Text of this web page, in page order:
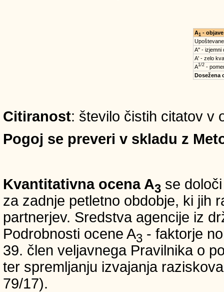
A1 - objave
A'' - izjemni
A' - zelo
A1/2-
Dosežena
Citiranost: število čistih citatov v
Pogoj se preveri v skladu z
Kvantitativna ocena A3 se
za zadnje petletno obdobje, ki jih
partnerjev. Sredstva agencije iz
Podrobnosti ocene A3 - faktorje
39. člen veljavnega Pravilnika o
ter spremljanju izvajanja
79/17).